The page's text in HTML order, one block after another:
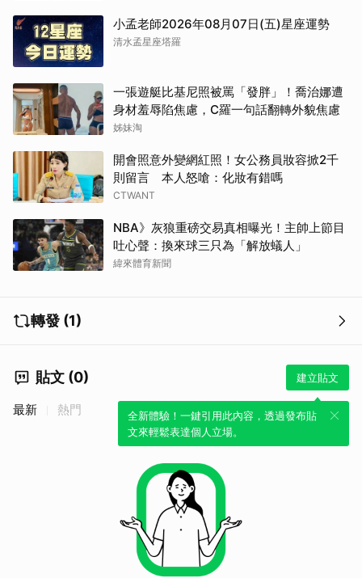
小孟老師2026年08月07日(五)星座運勢
清水孟星座塔羅
一張遊艇比基尼照被罵「發胖」！喬治娜遭
身材羞辱陷焦慮，C羅一句話翻轉外貌焦慮
姊妹淘
開會照意外變網紅照！女公務員妝容掀2千
則留言 本人怒嗆：化妝有錯嗎
CTWANT
NBA》灰狼重磅交易真相曝光！主帥上節目
吐心聲：換來球三只為「解放蟻人」
緯來體育新聞
轉發 (1)
貼文 (0) 建立貼文
全新體驗！一鍵引用此內容，透過發布貼
文來輕鬆表達個人立場。
最新 熱門
取消